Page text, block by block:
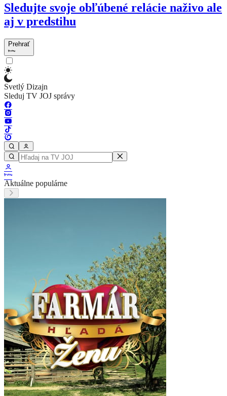
Sledujte svoje obľúbené relácie naživo ale
aj v predstihu
Prehrať
Svetlý Dizajn
Sleduj TV JOJ správy
Aktuálne populárne